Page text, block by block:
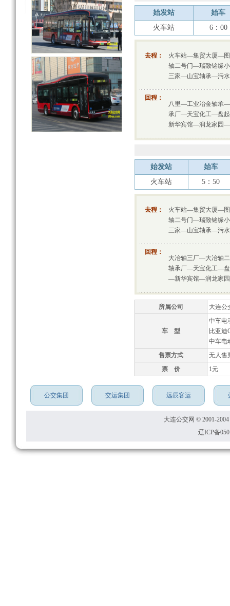
始发站
始车
火车站
6：00
去程：
火车站—集贸大厦—
轴二号门—瑞致铭缘
三家—山宝轴承—污
回程：
八里—工业冶金轴承
承厂—天宝化工—盘
新华宾馆—润龙家园
始发站
始车
火车站
5：50
去程：
火车站—集贸大厦—
轴二号门—瑞致铭缘
三家—山宝轴承—污
回程：
大冶轴三厂—大冶轴
轴承厂—天宝化工—
—新华宾馆—润龙家
所属公司 大连公
车 型
中车电
比亚迪
中车电
售票方式
无人售
票 价
1元
公交集团 交运集团 远辰客运
大连公交网 © 2001-2004
辽ICP备